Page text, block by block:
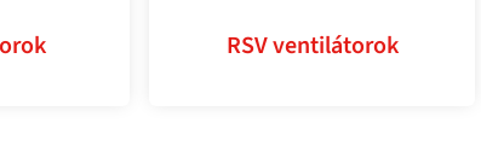
RSV ventilátorok